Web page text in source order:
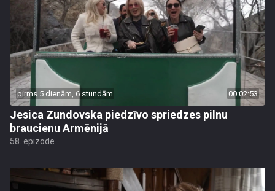
pirms 5 dienām, 6 stundām 00:02:53
Jesica Zundovska piedzīvo spriedzes pilnu
braucienu Armēnijā
58. epizode